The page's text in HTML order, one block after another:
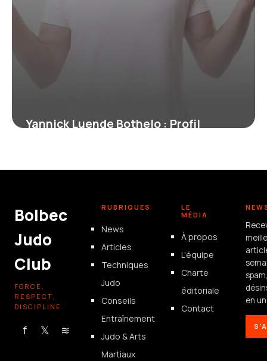
Yannick Luende Bothelo : Profil
Bolbec
Judo
Club
FORCE,
RESPECT,
DISCIPLINE
f 𝕏 ≋
RUBRIQUES
News
Articles
Techniques
Judo
Conseils
Entraînement
Judo & Arts
Martiaux
LE
MÉDIA
À propos
L'équipe
Charte
éditoriale
Contact
en